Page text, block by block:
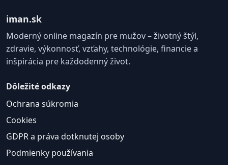
iman.sk
Moderný online magazín pre mužov – životný štýl,
zdravie, výkonnosť, vzťahy, technológie, financie a
inšpirácia pre každodenný život.
Dôležité odkazy
Ochrana súkromia
Cookies
GDPR a práva dotknutej osoby
Podmienky používania